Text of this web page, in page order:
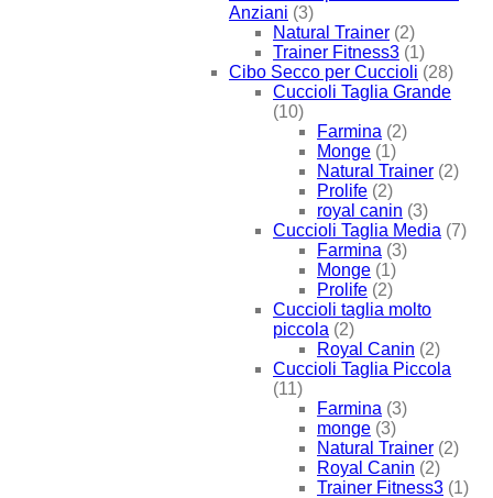
Anziani (3)
Natural Trainer (2)
Trainer Fitness3 (1)
Cibo Secco per Cuccioli (28)
Cuccioli Taglia Grande
(10)
Farmina (2)
Monge (1)
Natural Trainer (2)
Prolife (2)
royal canin (3)
Cuccioli Taglia Media (7)
Farmina (3)
Monge (1)
Prolife (2)
Cuccioli taglia molto
piccola (2)
Royal Canin (2)
Cuccioli Taglia Piccola
(11)
Farmina (3)
monge (3)
Natural Trainer (2)
Royal Canin (2)
Trainer Fitness3 (1)